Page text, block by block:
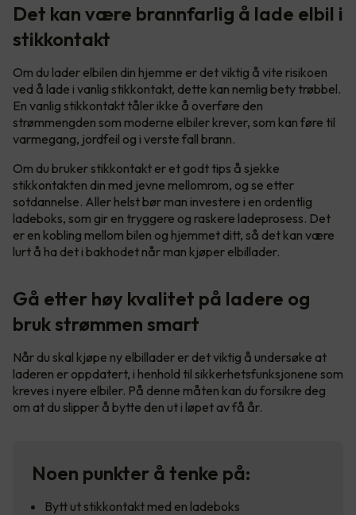
Det kan være brannfarlig å lade elbil i
stikkontakt
Om du lader elbilen din hjemme er det viktig å vite risikoen
ved å lade i vanlig stikkontakt, dette kan nemlig bety trøbbel.
En vanlig stikkontakt tåler ikke å overføre den
strømmengden som moderne elbiler krever, som kan føre til
varmegang, jordfeil og i verste fall brann.
Om du bruker stikkontakt er et godt tips å sjekke
stikkontakten din med jevne mellomrom, og se etter
sotdannelse. Aller helst bør man investere i en ordentlig
ladeboks, som gir en tryggere og raskere ladeprosess. Det
er en kobling mellom bilen og hjemmet ditt, så det kan være
lurt å ha det i bakhodet når man kjøper elbillader.
Gå etter høy kvalitet på ladere og
bruk strømmen smart
Når du skal kjøpe ny elbillader er det viktig å undersøke at
laderen er oppdatert, i henhold til sikkerhetsfunksjonene som
kreves i nyere elbiler. På denne måten kan du forsikre deg
om at du slipper å bytte den ut i løpet av få år.
Noen punkter å tenke på:
Bytt ut stikkontakt med en ladeboks